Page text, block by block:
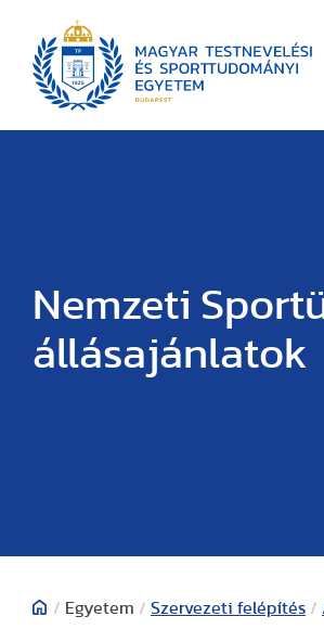
Nemzeti
állásajánlatok
/ Egyetem / Szervezeti felépítés /